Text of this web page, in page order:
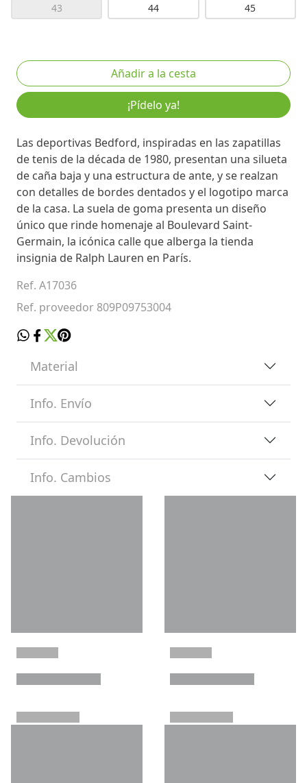
43 44 45
¡Pídelo ya!
Las deportivas Bedford, inspiradas en las zapatillas
de tenis de la década de 1980, presentan una silueta
de caña baja y una estructura de ante, y se realzan
con detalles de bordes dentados y el logotipo marca
de la casa. La suela de goma presenta un diseño
único que rinde homenaje al Boulevard Saint-
Germain, la icónica calle que alberga la tienda
insignia de Ralph Lauren en París.
Ref. A17036
Ref. proveedor 809P09753004
Material
Info. Envío
Info. Devolución
Info. Cambios